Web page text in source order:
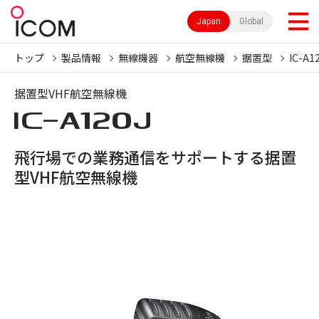
Japan Global
トップ 製品情報 無線機器 航空無線機 据置型 IC-
据置型VHF航空無線機
IC-A120J
飛行場での業務通信をサポートする据置
型VHF航空無線機